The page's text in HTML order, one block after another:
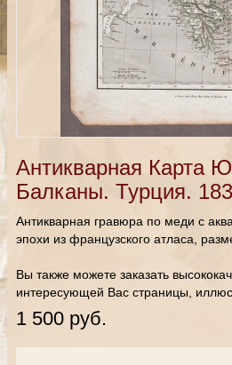
Антикварная Карта
Балканы. Турция.
Антикварная гравюра по меди с
эпохи из французского атласа,
Вы также можете заказать
интересующей Вас страницы,
1 500 руб.